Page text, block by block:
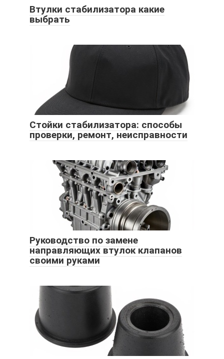
Втулки стабилизатора какие
выбрать
Стойки стабилизатора: способы
проверки, ремонт, неисправности
Руководство по замене
направляющих втулок клапанов
своими руками